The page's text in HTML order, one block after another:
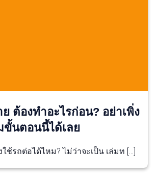
ต้องทำอะไรก่อน? อย่าเพิ่ง
ขั้นตอนนี้ได้เลย
ช้รถต่อได้ไหม? ไม่ว่าจะเป็น เล่มท […]